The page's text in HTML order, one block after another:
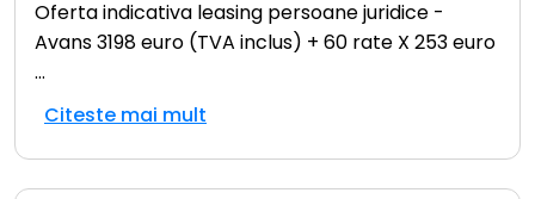
Oferta indicativa leasing persoane juridice -
Avans 3198 euro (TVA inclus) + 60 rate X 253 euro
...
Citeste mai mult